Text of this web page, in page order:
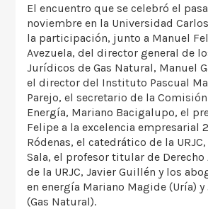
El encuentro que se celebró el
noviembre en la Universidad
la participación, junto a Manuel
Avezuela, del director general de
Jurídicos de Gas Natural, Manuel
el director del Instituto Pascual
Parejo, el secretario de la
Energía, Mariano Bacigalupo, el
Felipe a la excelencia empresarial
Ródenas, el catedrático de la
Sala, el profesor titular de
de la URJC, Javier Guillén y los
en energía Mariano Magide (Uría) y
(Gas Natural).